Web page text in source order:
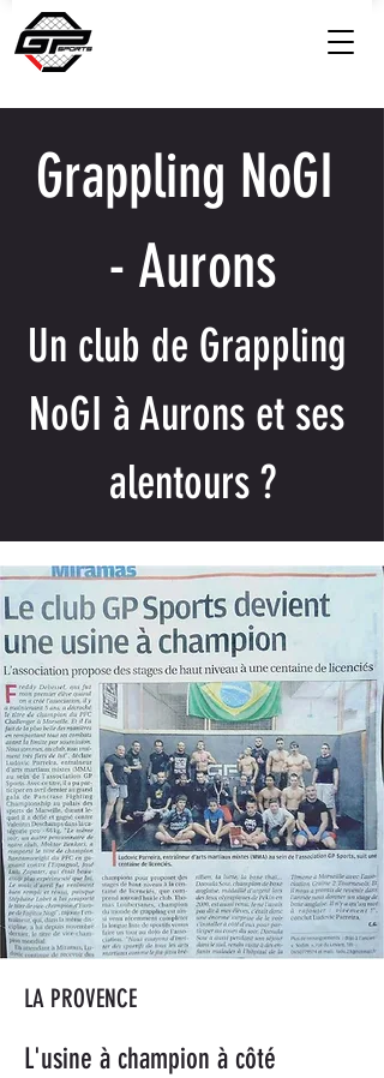
Grappling NoGI
- Aurons
Un club de Grappling
NoGI à Aurons et ses
alentours ?
LA PROVENCE
L'usine à champion à côté